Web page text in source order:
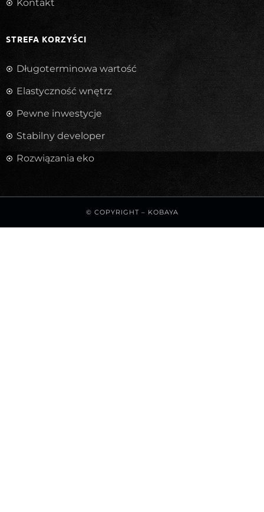
Kontakt
STREFA KORZYŚCI
Długoterminowa wartość
Elastyczność wnętrz
Pewne inwestycje
Stabilny developer
Rozwiązania eko
© COPYRIGHT – KOBAYA